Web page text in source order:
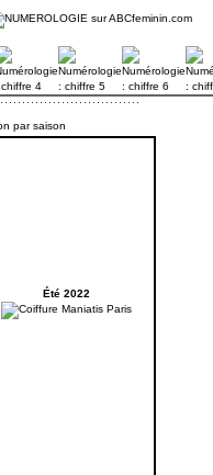
Été 2022